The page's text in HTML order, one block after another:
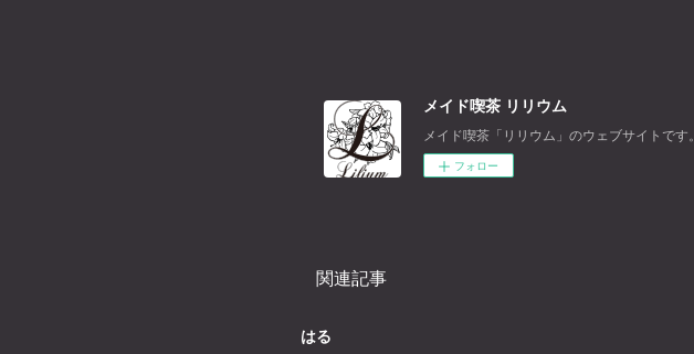
メイド喫茶 リリウム
メイド喫茶「リリウム」のウェブサイトです。
フォロー
関連記事
はる